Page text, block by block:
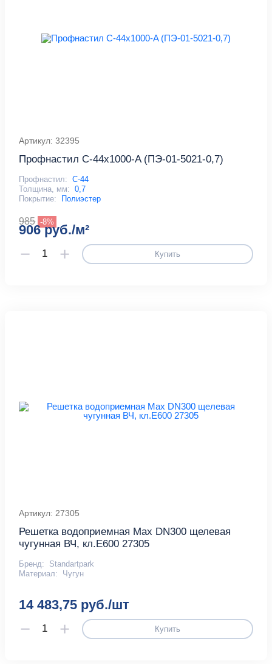
Артикул: 32395
Профнастил С-44x1000-A (ПЭ-01-5021-0,7)
Профнастил: С-44
Толщина, мм: 0,7
Покрытие:
Полиэстер
985 -8%
906 руб./м²
Купить
Артикул: 27305
Решетка водоприемная Max DN300 щелевая
чугунная ВЧ, кл.E600 27305
Бренд:
Standartpark
Материал:
Чугун
14 483,75 руб./шт
Купить